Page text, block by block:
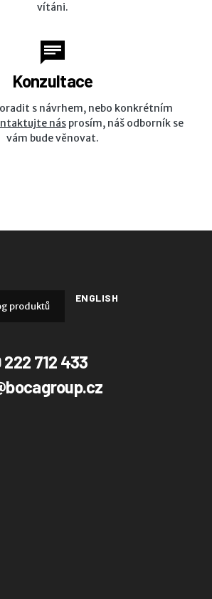
vítáni.
Konzultace
s návrhem, nebo konkrétním
násprosím, náš odborník se
vám bude věnovat.
ENGLISH
produktů
712 433